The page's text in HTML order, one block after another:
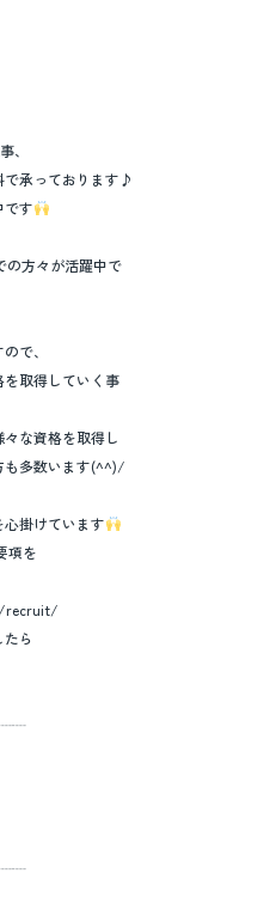
、
で承っております♪
です
の方々が活躍中で
で、
取得していく事
な資格を取得し
も多数います(^^)/
掛けています
項を
recruit/
ら